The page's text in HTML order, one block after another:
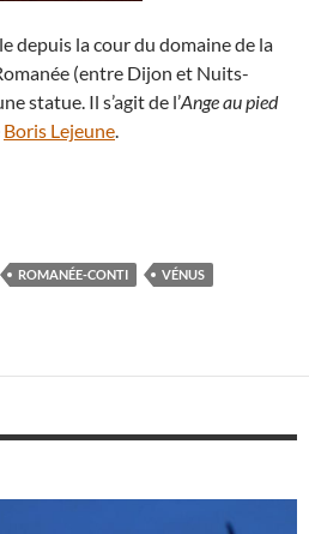
depuis la cour du domaine de la
(entre Dijon et Nuits-
statue. Il s’agit de l’Ange au pied
Boris Lejeune.
sur le rapprochement Jupiter-
ROMANÉE-CONTI
VÉNUS